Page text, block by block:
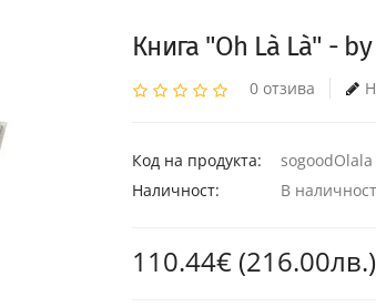
Книга "Oh Là Là" -
0 отзива
Код на продукта:
sogoodOlala
Наличност:
В наличност
110.44€ (216.00лв.)